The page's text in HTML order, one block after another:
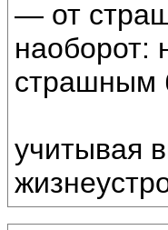
— от
наоборот:
страшным
учитывая